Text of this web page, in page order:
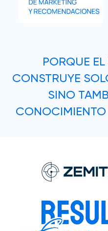
PORQUE
CONSTRUYE
SINO
CONOCIMIENTO